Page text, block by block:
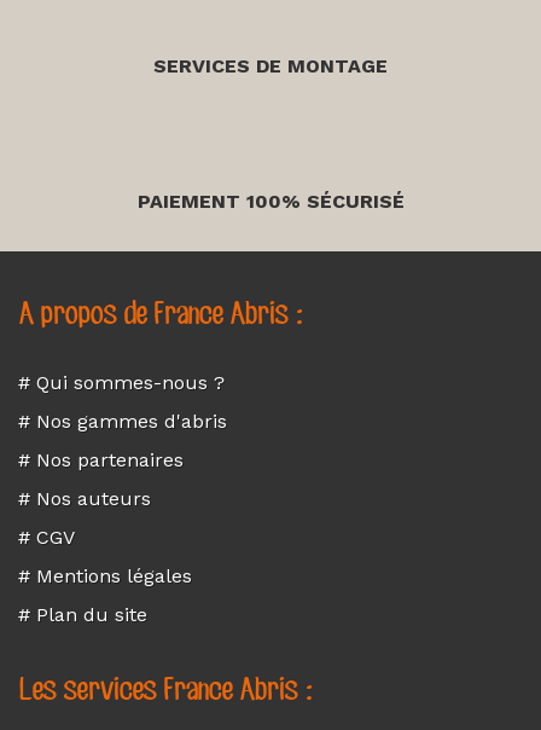
SERVICES DE MONTAGE
PAIEMENT 100% SÉCURISÉ
A propos de France Abris :
# Qui sommes-nous ?
# Nos gammes d'abris
# Nos partenaires
# Nos auteurs
# CGV
# Mentions légales
# Plan du site
Les services France Abris :